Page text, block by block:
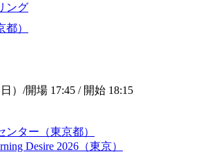
ング
）
） /開場 17:45 / 開始 18:15
ター（東京都）
Desire 2026（東京）